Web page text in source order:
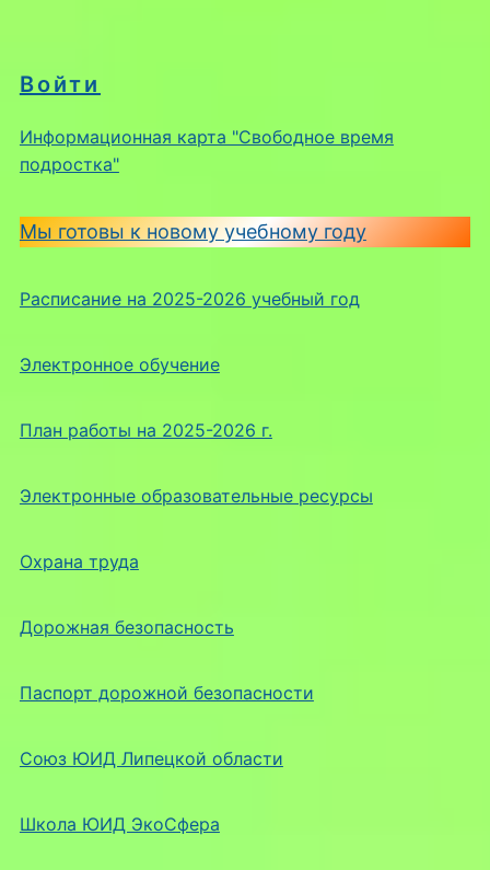
Войти
Информационная карта "Свободное время
подростка"
Мы готовы к новому учебному году
Расписание на 2025-2026 учебный год
Электронное обучение
План работы на 2025-2026 г.
Электронные образовательные ресурсы
Охрана труда
Дорожная безопасность
Паспорт дорожной безопасности
Союз ЮИД Липецкой области
Школа ЮИД ЭкоСфера